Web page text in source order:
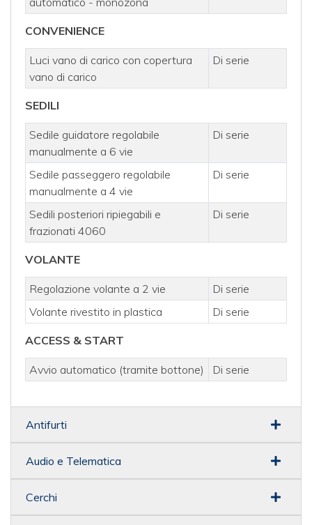
CONVENIENCE
Luci vano di carico con copertura
vano di carico
Di serie
SEDILI
Sedile guidatore regolabile
manualmente a 6 vie
Di serie
Sedile passeggero regolabile
manualmente a 4 vie
Di serie
Sedili posteriori ripiegabili e
frazionati 4060
Di serie
VOLANTE
Regolazione volante a 2 vie
Di serie
Volante rivestito in plastica
Di serie
ACCESS & START
Avvio automatico (tramite bottone) Di serie
Antifurti
Audio e Telematica
Cerchi